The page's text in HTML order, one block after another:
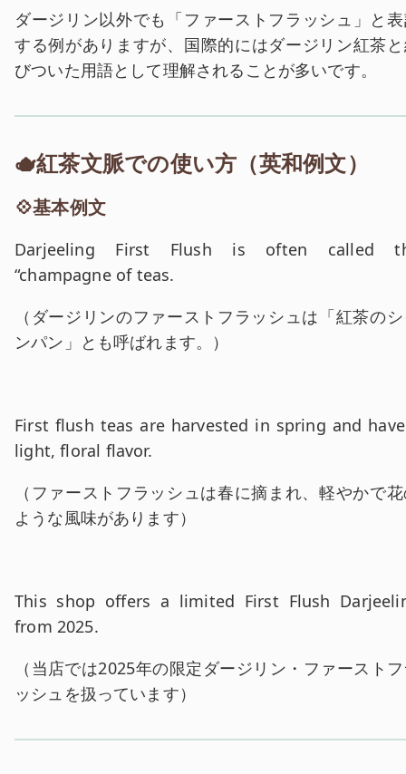
ダージリン以外でも「ファーストフラッシュ」と
する例がありますが、国際的にはダージリン紅茶
びついた用語として理解されることが多いです。
🫖紅茶文脈での使い方（英和例文）
💠基本例文
英文:
Darjeeling First Flush is often called
“champagne of teas.
和訳:
（ ダージリンのファーストフラッシュは「紅茶の
ンパン」とも呼ばれます。
）
英文:
First flush teas are harvested in spring and
light, floral flavor.
和訳:
（ ファーストフラッシュは春に摘まれ、軽やかで
ような風味があります）
英文:
This shop offers a limited First Flush
from 2025.
和訳:
（ 当店では2025年の限定ダージリン・ファースト
ッシュを扱っています）